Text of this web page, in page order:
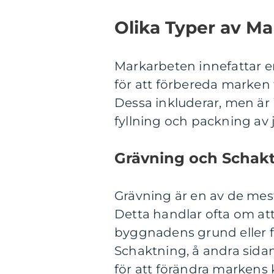
Olika Typer av
Markarbeten innefattar
för att förbereda
Dessa inkluderar, men
fyllning och packning av
Grävning och
Grävning är en av de
Detta handlar ofta om
byggnadens grund eller
Schaktning, å andra
för att förändra markens